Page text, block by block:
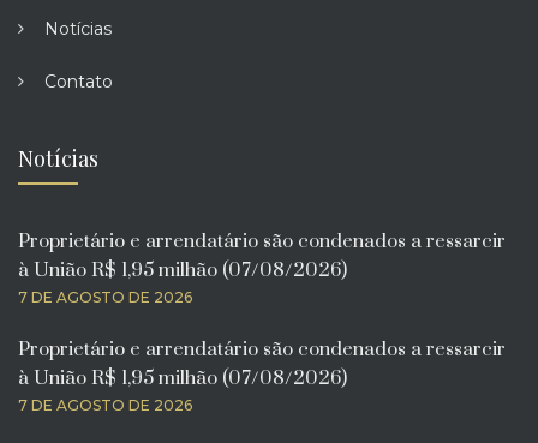
Notícias
Contato
Notícias
Proprietário e arrendatário são condenados a ressarcir
à União R$ 1,95 milhão (07/08/2026)
7 DE AGOSTO DE 2026
Proprietário e arrendatário são condenados a ressarcir
à União R$ 1,95 milhão (07/08/2026)
7 DE AGOSTO DE 2026